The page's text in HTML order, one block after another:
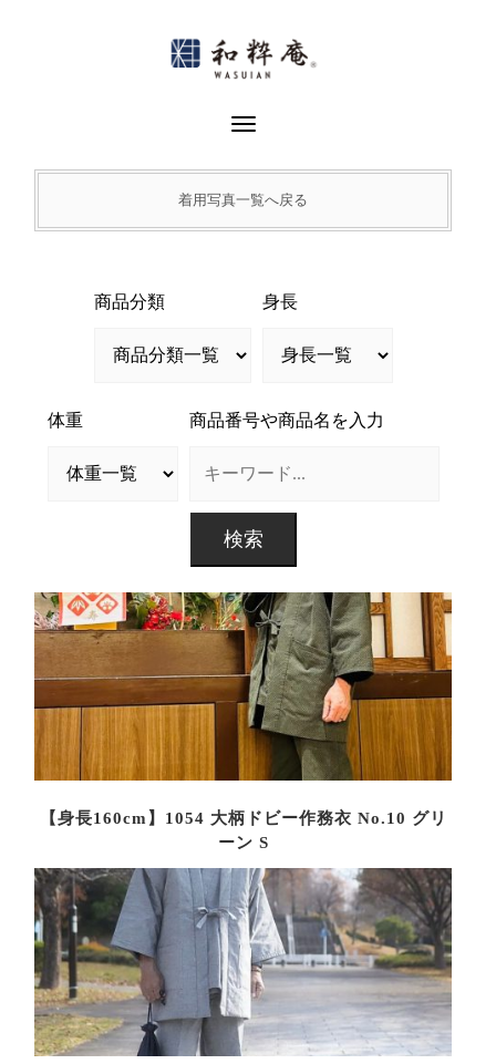
Toggle Navigation
着用写真一覧へ戻る
商品分類 身長
体重 商品番号や商品名を入力
【身長160cm】1054 大柄ドビー作務衣 No.10 グリ
ーン S